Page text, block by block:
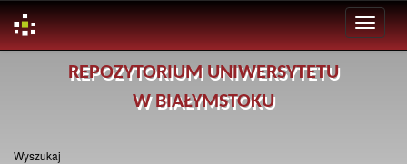
REPOZYTORIUM UNIWERSYTETU
W BIAŁYMSTOKU
Wyszukaj